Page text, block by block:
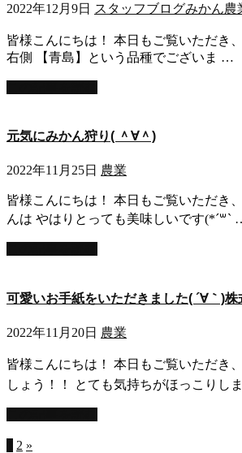
2022年12月9日 スタッフブログみかん農
皆様こんにちは！ 本日もご覧いただき
右側 【青島】という品種でございま …
元気にみかん狩り( ＾∀＾)
2022年11月25日 農業
皆様こんにちは！ 本日もご覧いただき
んは やはりとっても美味しいです(*´꒳`
可愛いお手紙をいただきました( ´∀｀)
2022年11月20日 農業
皆様こんにちは！ 本日もご覧いただき
しょう！！ とても気持ちがほっこりし
2 »